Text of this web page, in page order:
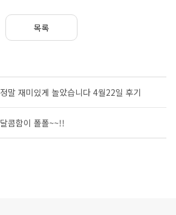
목록
정말 재미있게 놀았습니다 4월22일 후기
달콤함이 폴폴~~!!